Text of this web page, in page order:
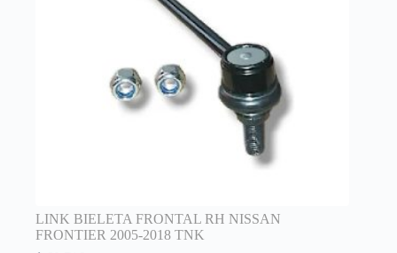
LINK BIELETA FRONTAL RH NISSAN
FRONTIER 2005-2018 TNK